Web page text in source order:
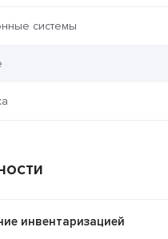
системы
инвентаризацией